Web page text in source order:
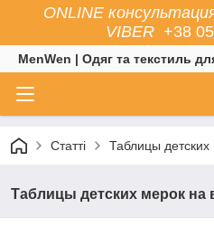
ONLINE
VIBER +38
MenWen | Одяг та текстиль
Статті Таблицы детских
Таблицы детских мерок на